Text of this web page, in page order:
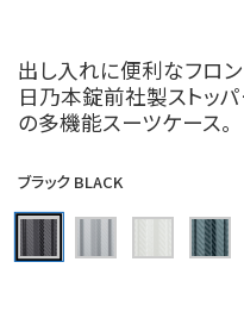
出し入れに便利なフロ
日乃本錠前社製ストッ
の多機能スーツケース。
ブラック BLACK